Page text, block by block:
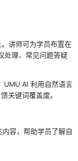
讲师可为学员布置在
处理、常见问题答疑
UMU AI 利用自然语言
关键词覆盖度。
容，帮助学员了解自